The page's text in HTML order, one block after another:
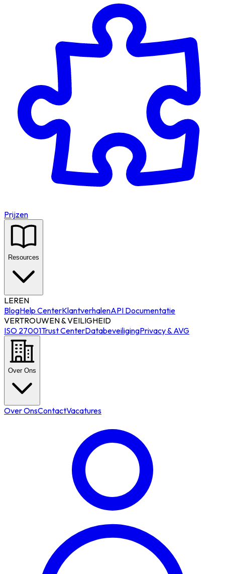
Prijzen
Resources
LEREN
BlogHelp CenterKlantverhalenAPI Documentatie
VERTROUWEN & VEILIGHEID
ISO 27001Trust CenterDatabeveiligingPrivacy & AVG
Over Ons
Over OnsContactVacatures